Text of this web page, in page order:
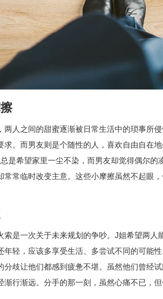
两人之间的甜蜜逐渐被日常生活中的琐事所
求。而男友则是个随性的人，喜欢自由自在
是希望家里一尘不染，而男友却觉得偶尔的
常常临时改变主意。这些小摩擦虽然不起眼
索是一次关于未来规划的争吵。J姐希望两人
年轻，应该多享受生活、多尝试不同的可能
分歧让他们都感到疲惫不堪。虽然他们曾经
渐行渐远。分手的那一刻，虽然心痛不已，但